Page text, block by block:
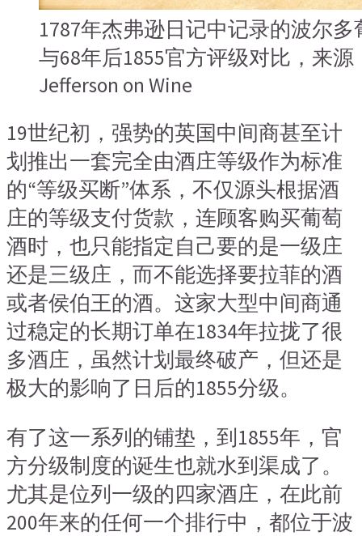
1787年杰弗逊日记中记录的波尔
与68年后1855官方评级对比，来源
Jefferson on Wine
19世纪初，强势的英国中间商甚至计
划推出一套完全由酒庄等级作为标准
的“等级买断”体系，不仅源头根据酒
庄的等级支付货款，连顾客购买葡萄
酒时，也只能指定自己要的是一级庄
还是三级庄，而不能选择要拉菲的酒
或者侯伯王的酒。这家大型中间商通
过稳定的长期订单在1834年拉拢了很
多酒庄，虽然计划最终破产，但还是
极大的影响了日后的1855分级。
有了这一系列的铺垫，到1855年，官
方分级制度的诞生也就水到渠成了。
尤其是位列一级的四家酒庄，在此前
200年来的任何一个排行中，都位于波